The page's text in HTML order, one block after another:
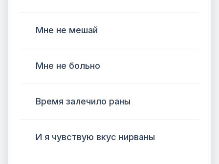
Мне не мешай
Мне не больно
Время залечило раны
И я чувствую вкус нирваны